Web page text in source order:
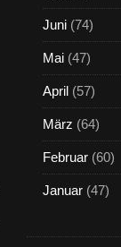
Juni (74)
Mai (47)
April (57)
März (64)
Februar (60)
Januar (47)